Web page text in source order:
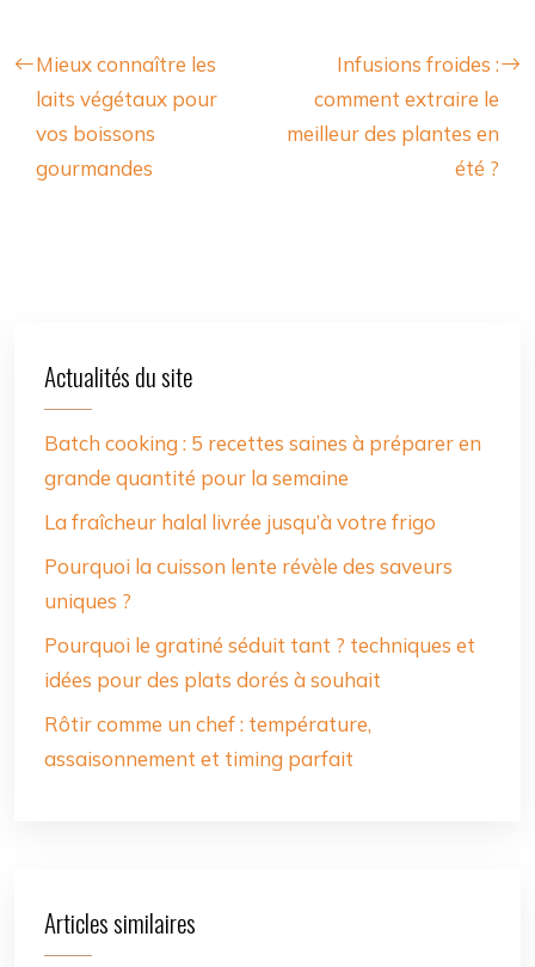
Mieux connaître les
laits végétaux pour
vos boissons
gourmandes
Infusions froides :
comment extraire le
meilleur des plantes en
été ?
Actualités du site
Batch cooking : 5 recettes saines à préparer en
grande quantité pour la semaine
La fraîcheur halal livrée jusqu’à votre frigo
Pourquoi la cuisson lente révèle des saveurs
uniques ?
Pourquoi le gratiné séduit tant ? techniques et
idées pour des plats dorés à souhait
Rôtir comme un chef : température,
assaisonnement et timing parfait
Articles similaires